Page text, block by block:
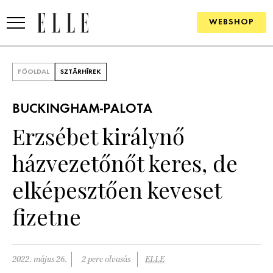
WEBSHOP
SZÉPSÉG
PÁRKAPCSOLAT
FŐOLDAL SZTÁRHÍREK
BUCKINGHAM-PALOTA
Erzsébet királynő
házvezetőnőt keres, de
elképesztően keveset
fizetne
2022. május 26. 2 perc olvasás ELLE